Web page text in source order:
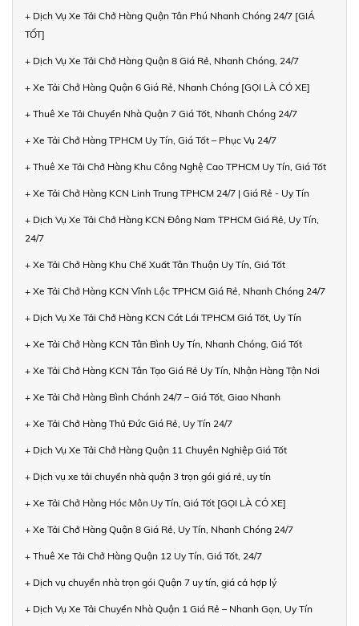
+ Dịch Vụ Xe Tải Chở Hàng Quận Tân Phú Nhanh Chóng 24/7 [GIÁ
TỐT]
+ Dịch Vụ Xe Tải Chở Hàng Quận 8 Giá Rẻ, Nhanh Chóng, 24/7
+ Xe Tải Chở Hàng Quận 6 Giá Rẻ, Nhanh Chóng [GỌI LÀ CÓ XE]
+ Thuê Xe Tải Chuyển Nhà Quận 7 Giá Tốt, Nhanh Chóng 24/7
+ Xe Tải Chở Hàng TPHCM Uy Tín, Giá Tốt – Phục Vụ 24/7
+ Thuê Xe Tải Chở Hàng Khu Công Nghệ Cao TPHCM Uy Tín, Giá Tốt
+ Xe Tải Chở Hàng KCN Linh Trung TPHCM 24/7 | Giá Rẻ - Uy Tín
+ Dịch Vụ Xe Tải Chở Hàng KCN Đông Nam TPHCM Giá Rẻ, Uy Tín,
24/7
+ Xe Tải Chở Hàng Khu Chế Xuất Tân Thuận Uy Tín, Giá Tốt
+ Xe Tải Chở Hàng KCN Vĩnh Lộc TPHCM Giá Rẻ, Nhanh Chóng 24/7
+ Dịch Vụ Xe Tải Chở Hàng KCN Cát Lái TPHCM Giá Tốt, Uy Tín
+ Xe Tải Chở Hàng KCN Tân Bình Uy Tín, Nhanh Chóng, Giá Tốt
+ Xe Tải Chở Hàng KCN Tân Tạo Giá Rẻ Uy Tín, Nhận Hàng Tận Nơi
+ Xe Tải Chở Hàng Bình Chánh 24/7 – Giá Tốt, Giao Nhanh
+ Xe Tải Chở Hàng Thủ Đức Giá Rẻ, Uy Tín 24/7
+ Dịch Vụ Xe Tải Chở Hàng Quận 11 Chuyên Nghiệp Giá Tốt
+ Dịch vụ xe tải chuyển nhà quận 3 trọn gói giá rẻ, uy tín
+ Xe Tải Chở Hàng Hóc Môn Uy Tín, Giá Tốt [GỌI LÀ CÓ XE]
+ Xe Tải Chở Hàng Quận 8 Giá Rẻ, Uy Tín, Nhanh Chóng 24/7
+ Thuê Xe Tải Chở Hàng Quận 12 Uy Tín, Giá Tốt, 24/7
+ Dịch vụ chuyển nhà trọn gói Quận 7 uy tín, giá cả hợp lý
+ Dịch Vụ Xe Tải Chuyển Nhà Quận 1 Giá Rẻ – Nhanh Gọn, Uy Tín